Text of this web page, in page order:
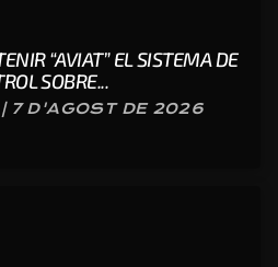
“AVIAT” EL SISTEMA DE
SOBRE...
| 7 D'AGOST DE 2026